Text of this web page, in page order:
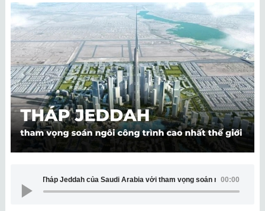
00:00
Tháp Jeddah của Saudi Arabia với tham vọng soán ngôi công trình cao